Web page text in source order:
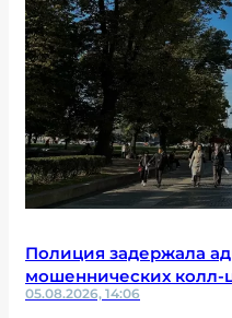
Полиция задержала
мошеннических колл-
05.08.2026, 14:06